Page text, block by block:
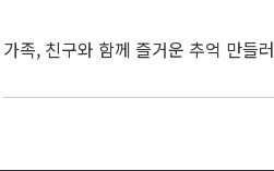
가족, 친구와 함께 즐거운 추억 만들